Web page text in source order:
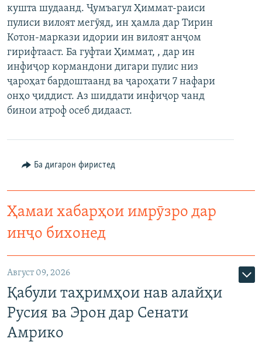
ВАРЗИШ
ОЗОДӢ ОНЛАЙН
ВИДЕО
ГУЗОРИШҲОИ РАДИОӢ
РӮЙХАТҲО
КИТОБҲОИ ОЗОДӢ
Русский
ПАЙГИРӢ КУНЕД
Ҳамаи сомонаҳои RFE/RL
кушта шудаанд. Ҷумъагул Ҳиммат-раиси
пулиси вилоят мегӯяд, ин ҳамла дар Тирин
Котон-маркази идории ин вилоят анҷом
гирифтааст. Ба гуфтаи Ҳиммат, , дар ин
инфиҷор кормандони дигари пулис низ
ҷароҳат бардоштаанд ва ҷароҳати 7 нафари
онҳо ҷиддист. Аз шиддати инфиҷор чанд
бинои атроф осеб дидааст.
Ба дигарон фиристед
Ҳамаи хабарҳои имрӯзро дар
инҷо бихонед
Август 09, 2026
Қабули таҳримҳои нав алайҳи
Русия ва Эрон дар Сенати
Амрико